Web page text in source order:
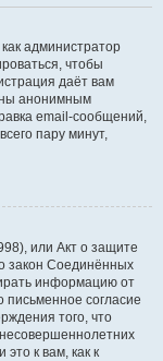
администратор
чтобы
даёт вам
анонимным
email-сообщений,
пару минут,
или Акт о защите
закон Соединённых
информацию от
согласие
того, что
к вам, как к